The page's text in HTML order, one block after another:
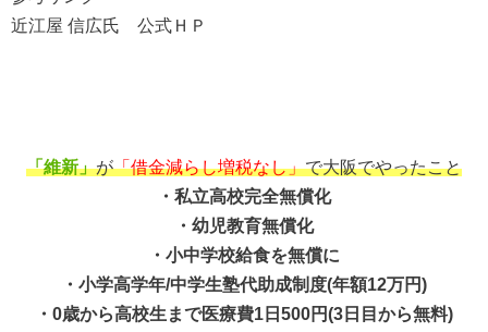
近江屋 信広氏 公式ＨＰ
「維新」が「借金減らし増税なし」で大阪でやったこと
・私立高校完全無償化
・幼児教育無償化
・小中学校給食を無償に
・小学高学年/中学生塾代助成制度(年額12万円)
・0歳から高校生まで医療費1日500円(3日目から無料)